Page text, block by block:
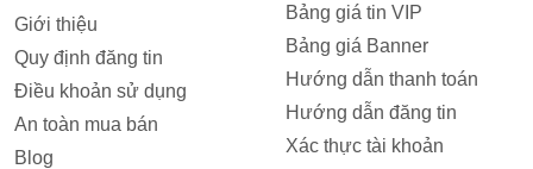
Giới thiệu
Quy định đăng tin
Điều khoản sử dụng
An toàn mua bán
Blog
Bảng giá tin VIP
Bảng giá Banner
Hướng dẫn thanh toán
Hướng dẫn đăng tin
Xác thực tài khoản